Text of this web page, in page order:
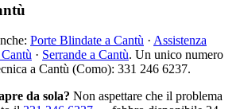
Porte Blindate a Cantù · Assistenza
· Serrande a Cantù. Un unico numero
a Cantù (Como): 331 246 6237.
da sola? Non aspettare che il problema